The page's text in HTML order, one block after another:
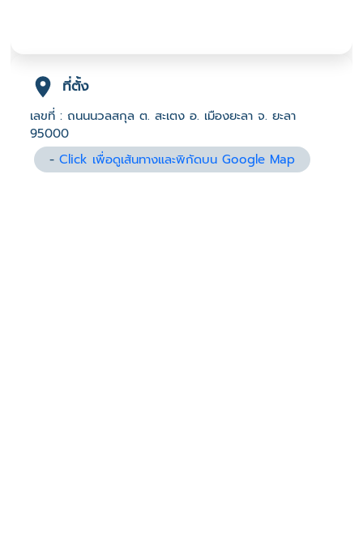
ที่ตั้ง
เลขที่ : ถนนนวลสกุล ต. สะเตง อ. เมืองยะลา จ. ยะลา
95000
-Click เพื่อดูเส้นทางและพิกัดบน Google Map